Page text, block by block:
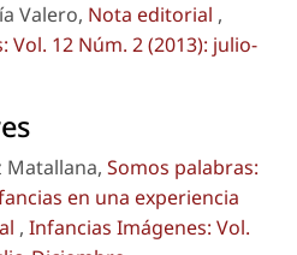
Valero, Nota editorial ,
Vol. 12 Núm. 2 (2013): julio-
Matallana, Somos palabras:
en una experiencia
, Infancias Imágenes: Vol.